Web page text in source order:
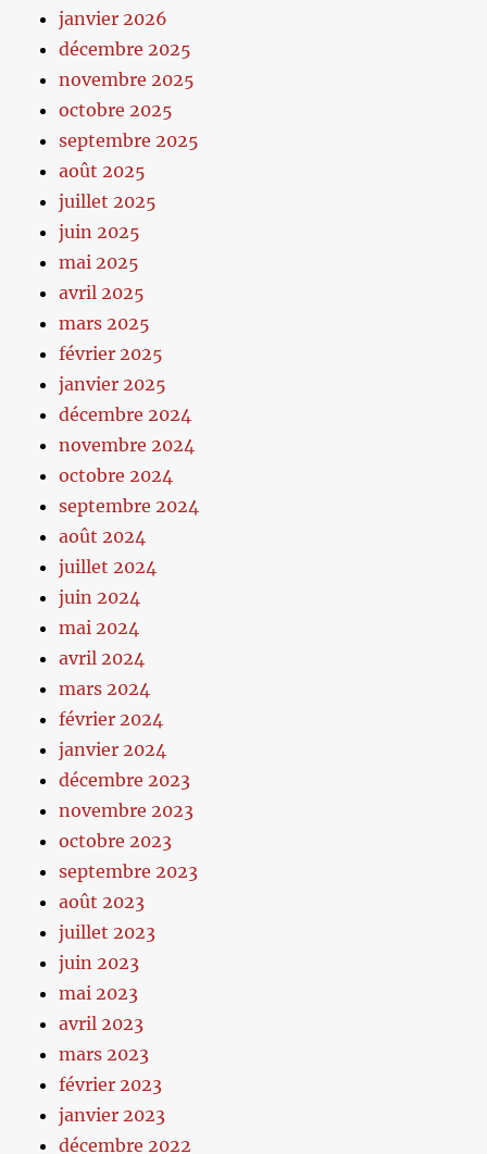
janvier 2026
décembre 2025
novembre 2025
octobre 2025
septembre 2025
août 2025
juillet 2025
juin 2025
mai 2025
avril 2025
mars 2025
février 2025
janvier 2025
décembre 2024
novembre 2024
octobre 2024
septembre 2024
août 2024
juillet 2024
juin 2024
mai 2024
avril 2024
mars 2024
février 2024
janvier 2024
décembre 2023
novembre 2023
octobre 2023
septembre 2023
août 2023
juillet 2023
juin 2023
mai 2023
avril 2023
mars 2023
février 2023
janvier 2023
décembre 2022